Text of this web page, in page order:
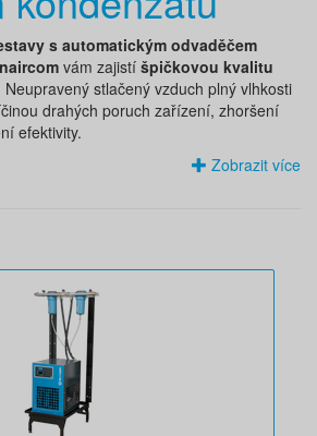
s automatickým odvaděčem
vám zajistí špičkovou kvalitu
Neupravený stlačený vzduch plný vlhkosti
drahých poruch zařízení, zhoršení
efektivity.
Zobrazit více